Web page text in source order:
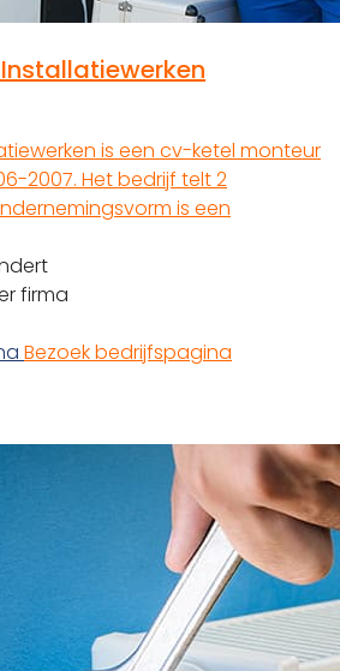
is een cv-ketel monteur
2007. Het bedrijf telt 2
is een
firma
Bezoek bedrijfspagina